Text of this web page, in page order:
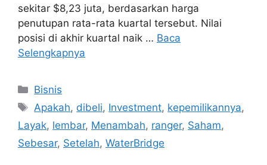
sekitar $8,23 juta, berdasarkan harga
penutupan rata-rata kuartal tersebut. Nilai
posisi di akhir kuartal naik … Baca
Selengkapnya
Kategori
Bisnis
Tag
Apakah, dibeli, Investment, kepemilikannya,
Layak, lembar, Menambah, ranger, Saham,
Sebesar, Setelah, WaterBridge